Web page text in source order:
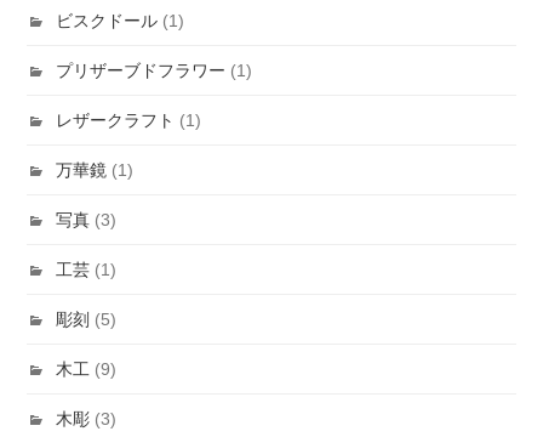
ビスクドール (1)
プリザーブドフラワー (1)
レザークラフト (1)
万華鏡 (1)
写真 (3)
工芸 (1)
彫刻 (5)
木工 (9)
木彫 (3)